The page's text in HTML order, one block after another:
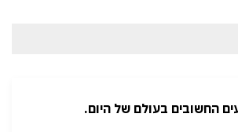
החשובים בעולם של היום.